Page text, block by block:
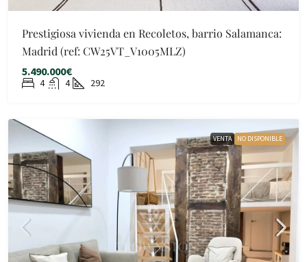
Prestigiosa vivienda en Recoletos, barrio Salamanca:
Madrid (ref: CW25VT_V1005MLZ)
5.490.000€
4 4 292
VENTA NO DISPONIBLE